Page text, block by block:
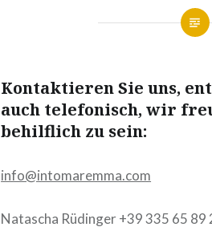
Kontaktieren Sie uns,
auch telefonisch, wir
behilflich zu sein:
info@intomaremma.com
Natascha Rüdinger +39 335 65 89